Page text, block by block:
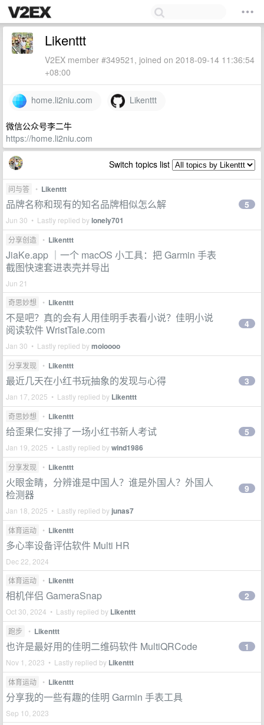
Likenttt
V2EX member #349521, joined on 2018-09-14 11:36:54
+08:00
home.li2niu.com Likenttt
微信公众号李二牛
https://home.li2niu.com
Switch topics list
问与答 • Likenttt
品牌名称和现有的知名品牌相似怎么解
Jun 30 • Lastly replied bylonely701
5
分享创造 • Likenttt
JiaKe.app ｜一个 macOS 小工具：把 Garmin 手表
截图快速套进表壳并导出
Jun 21
奇思妙想
• Likenttt
不是吧？真的会有人用佳明手表看小说？佳明小说
阅读软件 WristTale.com
Jan 30 • Lastly replied bymoioooo
4
分享发现 • Likenttt
最近几天在小红书玩抽象的发现与心得
Jan 17, 2025 • Lastly replied by Likenttt
3
奇思妙想 • Likenttt
给歪果仁安排了一场小红书新人考试
Jan 19, 2025 • Lastly replied bywind1986
5
分享发现 • Likenttt
火眼金睛，分辨谁是中国人？谁是外国人？外国人
检测器
Jan 18, 2025 • Lastly replied by junas7
9
体育运动 • Likenttt
多心率设备评估软件 Multi HR
Dec 22, 2024
体育运动
• Likenttt
相机伴侣 GameraSnap
Oct 30, 2024 • Lastly replied by Likenttt
2
跑步 • Likenttt
也许是最好用的佳明二维码软件 MultiQRCode
Nov 1, 2023 • Lastly replied by Likenttt
1
体育运动 • Likenttt
分享我的一些有趣的佳明 Garmin 手表工具
Sep 10, 2023